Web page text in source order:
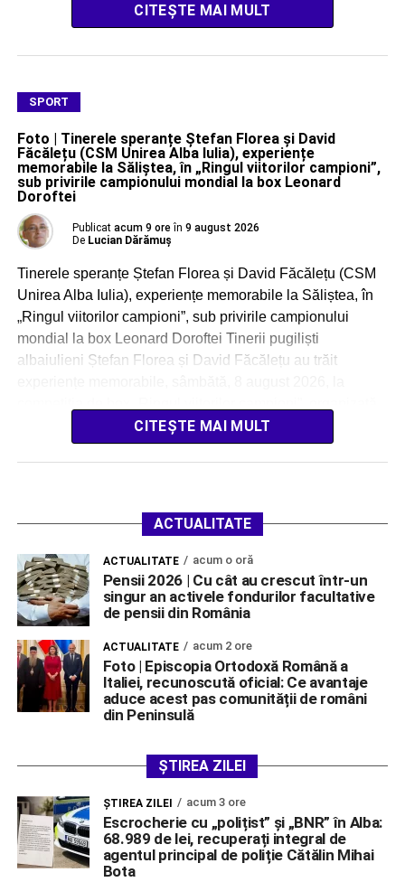
CITEȘTE MAI MULT
SPORT
Foto | Tinerele speranțe Ștefan Florea și David
Făcălețu (CSM Unirea Alba Iulia), experiențe
memorabile la Săliștea, în „Ringul viitorilor campioni”,
sub privirile campionului mondial la box Leonard
Doroftei
Publicat acum 9 ore în 9 august 2026
De Lucian Dărămuș
Tinerele speranțe Ștefan Florea și David Făcălețu (CSM
Unirea Alba Iulia), experiențe memorabile la Săliștea, în
„Ringul viitorilor campioni”, sub privirile campionului
mondial la box Leonard Doroftei Tinerii pugiliști
albaiulieni Ștefan Florea și David Făcălețu au trăit
impecabil la Săliștea. Sportivii […]
CITEȘTE MAI MULT
ACTUALITATE
ACTUALITATE acum o oră
Pensii 2026 | Cu cât au crescut într-un
singur an activele fondurilor facultative
de pensii din România
ACTUALITATE acum 2 ore
Foto | Episcopia Ortodoxă Română a
Italiei, recunoscută oficial: Ce avantaje
aduce acest pas comunității de români
din Peninsulă
ȘTIREA ZILEI
ŞTIREA ZILEI acum 3 ore
Escrocherie cu „polițist” și „BNR” în Alba:
68.989 de lei, recuperați integral de
agentul principal de poliție Cătălin Mihai
Bota